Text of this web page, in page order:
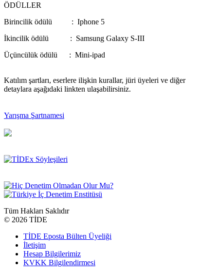
ÖDÜLLER
Birincilik ödülü : Iphone 5
İkincilik ödülü : Samsung Galaxy S-III
Üçüncülük ödülü : Mini-ipad
Katılım şartları, eserlere ilişkin kurallar, jüri üyeleri ve diğer
detaylara aşağıdaki linkten ulaşabilirsiniz.
Yarışma Şartnamesi
Tüm Hakları Saklıdır
© 2026 TİDE
TİDE Eposta Bülten Üyeliği
İletişim
Hesap Bilgilerimiz
KVKK Bilgilendirmesi